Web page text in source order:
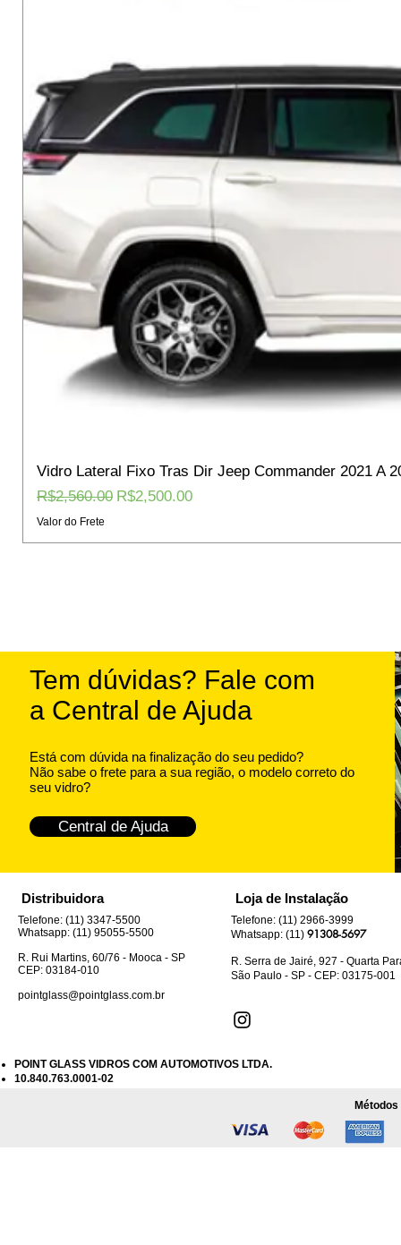
Vidro Lateral Fixo Tras Dir Jeep Commander 2021 A
Regular Price
R$2,560.00 Sale Price
R$2,500.00
Valor do Frete
Tem dúvidas? Fale com
a Central de Ajuda
Está com dúvida na finalização do seu pedido?
Não sabe o frete para a sua região, o modelo correto do
seu vidro?
Central de Ajuda
Distribuidora
Telefone: (11) 3347-5500
Whatsapp: (11) 95055-5500
R. Rui Martins, 60/76 - Mooca - SP
CEP: 03184-010
pointglass@pointglass.com.br
Loja de Instalação
Telefone: (11) 2966-3999
Whatsapp: (11) 91308-5697
R. Serra de Jairé, 927 - Quarta
São Paulo - SP - CEP: 03175-001
POINT GLASS VIDROS COM AUTOMOTIVOS LTDA.
10.840.763.0001-02